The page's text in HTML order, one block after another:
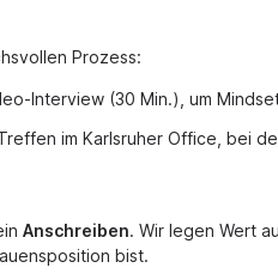
Prozess:
Interview (30 Min.), um
im Karlsruher Office, bei
Anschreiben. Wir legen Wert
bist.